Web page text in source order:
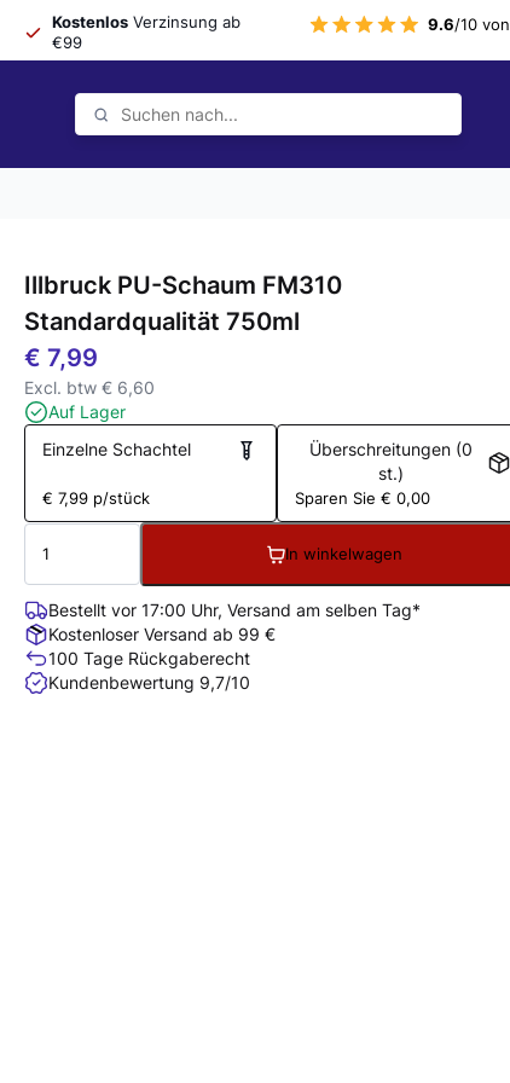
KostenlosVerzinsung ab
€99
9.6/10 von
Illbruck PU-Schaum FM310
Standardqualität 750ml
€ 7,99
Excl. btw €6,60
Auf Lager
Einzelne Schachtel
€ 7,99p/stück
Überschreitungen (0
st.)
Sparen Sie € 0,00
In winkelwagen
Bestellt vor 17:00 Uhr, Versand am selben Tag*
Kostenloser Versand ab 99 €
100 Tage Rückgaberecht
Kundenbewertung 9,7/10